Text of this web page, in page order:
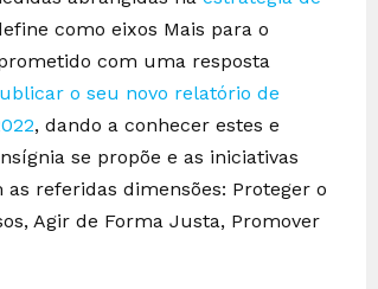
como eixos Mais para o
com uma resposta
o seu novo relatório de
, dando a conhecer estes e
se propõe e as iniciativas
referidas dimensões: Proteger o
Agir de Forma Justa, Promover